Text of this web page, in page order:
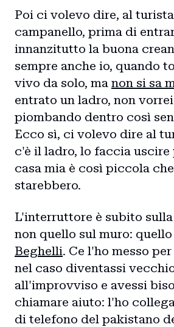
Poi ci volevo dire, al
campanello, prima di
innanzitutto la buona
sempre anche io, quando
vivo da solo, ma non si sa
entrato un ladro, non
piombando dentro così
Ecco sì, ci volevo dire al
c'è il ladro, lo faccia uscire
casa mia è così piccola
starebbero.
L'interruttore è subito
non quello sul muro:
Beghelli. Ce l'ho messo
nel caso diventassi
all'improvviso e avessi
chiamare aiuto: l'ho
di telefono del pakistano